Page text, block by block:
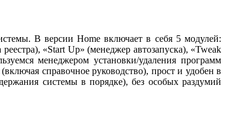
В версии Home включает в себя 5 модулей:
«Start Up» (менеджер автозапуска), «Tweak
менеджером установки/удаления программ
справочное руководство), прост и удобен в
системы в порядке), без особых раздумий